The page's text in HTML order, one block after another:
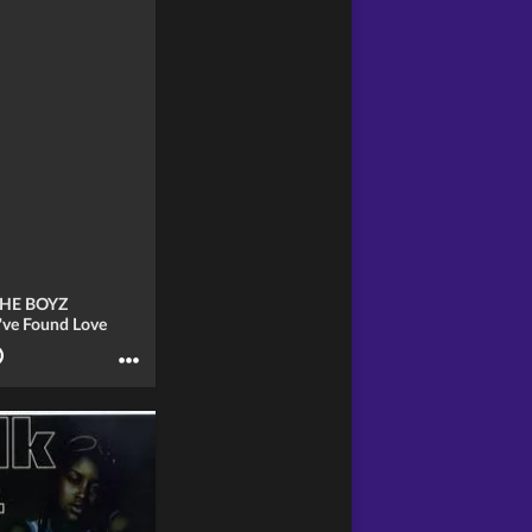
BOYZ
Found Love